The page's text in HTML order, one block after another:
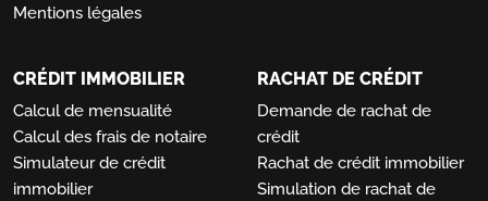
Mentions légales
CRÉDIT IMMOBILIER
Calcul de mensualité
Calcul des frais de notaire
Simulateur de crédit
immobilier
RACHAT DE CRÉDIT
Demande de rachat de
crédit
Rachat de crédit immobilier
Simulation de rachat de